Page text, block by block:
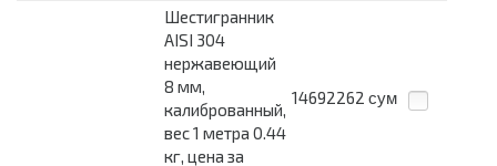
Шестигранник
AISI 304
нержавеющий
8 мм,
калиброванный,
вес 1 метра 0.44
кг, цена за
14692262 сум